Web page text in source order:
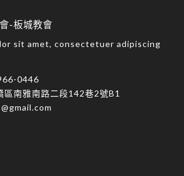
-板城教會
sit amet, consectetuer adipiscing
0446
區南雅南路二段142巷2號B1